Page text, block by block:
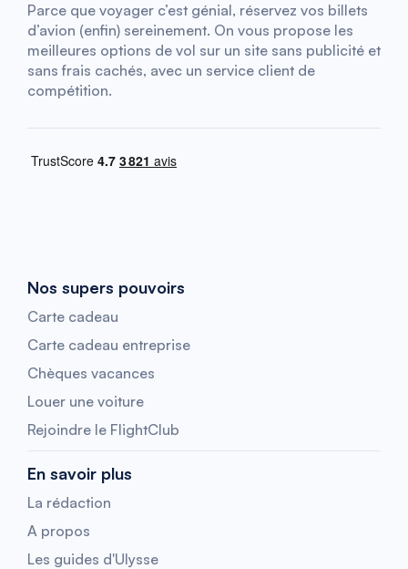
Parce que voyager c’est génial, réservez vos billets
d’avion (enfin) sereinement. On vous propose les
meilleures options de vol sur un site sans publicité et
sans frais cachés, avec un service client de
compétition.
Nos supers pouvoirs
Carte cadeau
Carte cadeau entreprise
Chèques vacances
Louer une voiture
Rejoindre le FlightClub
En savoir plus
La rédaction
A propos
Les guides d'Ulysse